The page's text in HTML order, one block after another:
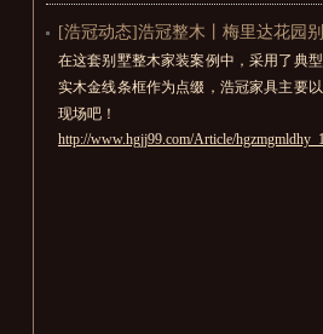
[浩冠动态]浩冠整木丨梅里达花园
在这套别墅整木家装案例中，采用了典
实木金线条框作为点缀，浩冠家具主要
现场吧！
http://www.hgjj99.com/Article/